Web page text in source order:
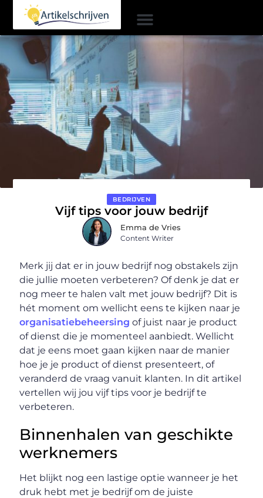
BEDRIJVEN
Vijf tips voor jouw bedrijf
Emma de Vries
Content Writer
Merk jij dat er in jouw bedrijf nog obstakels zijn
die jullie moeten verbeteren? Of denk je dat er
nog meer te halen valt met jouw bedrijf? Dit is
hét moment om wellicht eens te kijken naar je
organisatiebeheersing of juist naar je product
of dienst die je momenteel aanbiedt. Wellicht
dat je eens moet gaan kijken naar de manier
hoe je je product of dienst presenteert, of
veranderd de vraag vanuit klanten. In dit artikel
vertellen wij jou vijf tips voor je bedrijf te
verbeteren.
Binnenhalen van geschikte
werknemers
Het blijkt nog een lastige optie wanneer je het
druk hebt met je bedrijf om de juiste